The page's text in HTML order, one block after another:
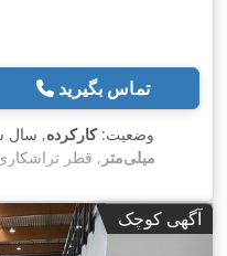
تماس بگیرید
وضعیت:کارکرده, سال
میلی‌متر , قطر
,
آگهی کوچک